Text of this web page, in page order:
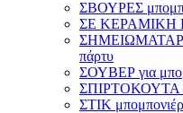
ΣΒΟΥΡΕΣ
ΣΕ ΚΕΡΑΜΙΚΗ
πάρτυ
ΣΟΥΒΕΡ για
ΣΠΙΡΤΟΚΟΥΤΑ
ΣΤΙΚ